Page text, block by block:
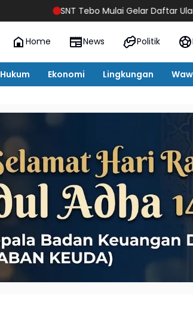
SNT Tebo Mulai Gelar Daftar Ulang dan
Home News Politik
Hukum Ekonomi Lingkungan